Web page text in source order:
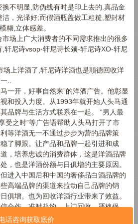
不明显,防伪线有时是印上去的.真品金
洁，光泽好;而假酒瓶盖做工粗糙,塑封材
糊,立体感差。
场上广大消费者的不同需求推出的很多
轩尼诗vsop-轩尼诗长颈-轩尼诗XO-轩尼
场上洋酒了,轩尼诗洋酒也是顺德回收洋
..
一开，好事自然来”的洋酒广告。他彰显
和投入力度。从1993年就开始人头马通
品牌与生活方式联系在一起。 “男人最
受之时”等广告语帮助人头马打开了市
等洋酒无一不通过步步为营的品牌策
了脚跟。让产品和品牌一起引进和成
，培养忠诚的消费群体，这是洋酒品牌
，也是洋酒份额与日俱增的主要原因。
进入中国后和中国的奢侈品白酒品牌的
高端品牌的渠道来拉动自己品牌的销
俱增。也为回收洋酒行业带来了效益。
合作，准时赴约，上门回收，严格保
话咨询获取底价